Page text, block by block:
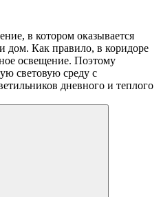
в котором оказывается
дом. Как правило, в коридоре
освещение. Поэтому
световую среду с
дневного и теплого